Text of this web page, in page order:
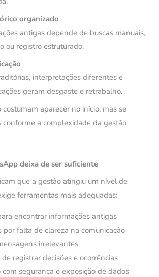
organizado
antigas depende de buscas manuais,
ou registro estruturado.
interpretações diferentes e
geram desgaste e retrabalho.
costumam aparecer no início, mas se
a complexidade da gestão
deixa de ser suficiente
que a gestão atingiu um nível de
ferramentas mais adequadas:
encontrar informações antigas
por falta de clareza na comunicação
irrelevantes
registrar decisões e ocorrências
com segurança e exposição de dados